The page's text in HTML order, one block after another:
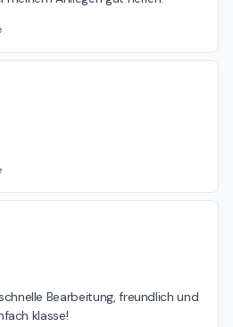
Bearbeitung, freundlich und
klasse!